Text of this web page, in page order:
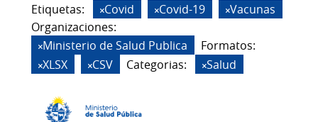
Etiquetas: Covid Covid-19
Vacunas
Organizaciones:
Ministerio de Salud Publica
Formatos:
XLSX
CSV Categorias: Salud